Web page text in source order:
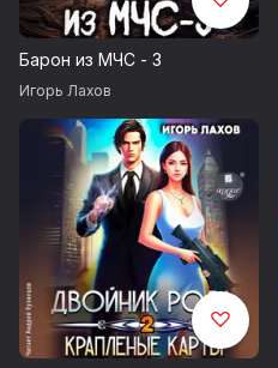
Барон из МЧС - 3
Игорь Лахов